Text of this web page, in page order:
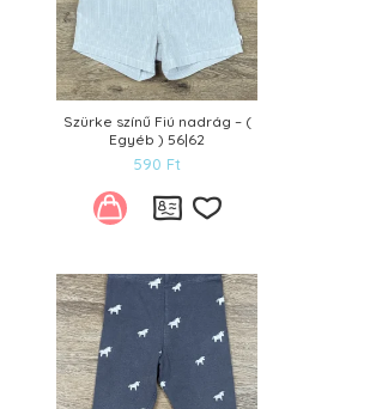
Szürke színű Fiú nadrág – (
Egyéb ) 56|62
590 Ft
Kívánságlistára